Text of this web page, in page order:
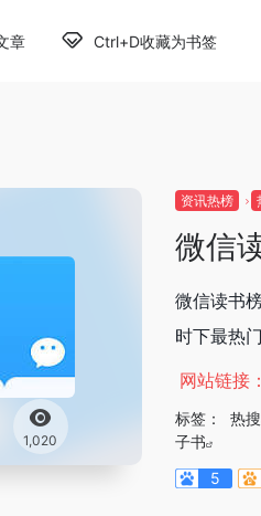
章 Ctrl+D收藏为书签
1,020
资讯热榜
微信
微信读书
时下最热
网站链接：
标签： 热
子书
5